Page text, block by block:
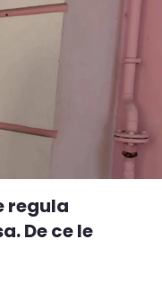
regula
De ce le